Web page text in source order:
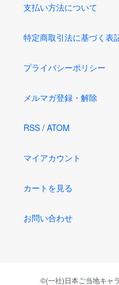
支払い方法について
特定商取引法に基づく表
プライバシーポリシー
メルマガ登録・解除
RSS / ATOM
マイアカウント
カートを見る
お問い合わせ
©(一社)日本ご当地キャ